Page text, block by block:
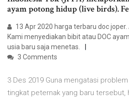
ayam potong hidup (live birds).
13 Apr 2020 harga terbaru doc
Kami menyediakan bibit atau DOC
usia baru saja menetas.
3 Comments
3 Des 2019 Guna mengatasi
tingkat peternak yang baru tersebut,